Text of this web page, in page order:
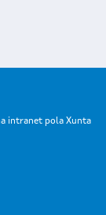
intranet pola Xunta